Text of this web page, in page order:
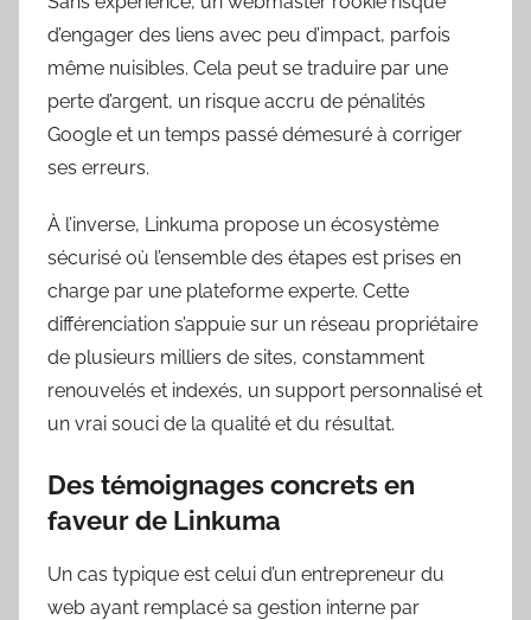
d’engager des liens avec peu d’impact, parfois
même nuisibles. Cela peut se traduire par une
perte d’argent, un risque accru de pénalités
Google et un temps passé démesuré à corriger
ses erreurs.
À l’inverse, Linkuma propose un écosystème
sécurisé où l’ensemble des étapes est prises en
charge par une plateforme experte. Cette
différenciation s’appuie sur un réseau propriétaire
de plusieurs milliers de sites, constamment
renouvelés et indexés, un support personnalisé et
un vrai souci de la qualité et du résultat.
Des témoignages concrets en
faveur de Linkuma
Un cas typique est celui d’un entrepreneur du
web ayant remplacé sa gestion interne par